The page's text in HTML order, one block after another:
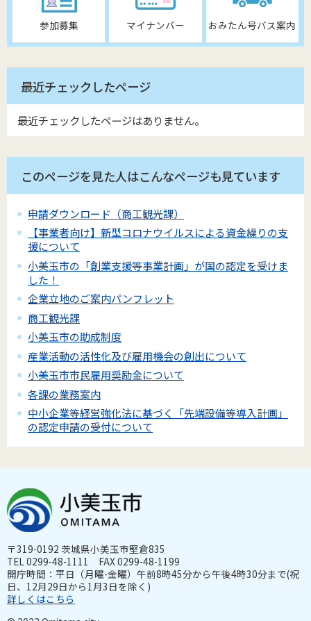
参加募集 マイナンバー おみたん号バス案内
最近チェックしたページ
最近チェックしたページはありません。
このページを見た人はこんなページも見ています
申請ダウンロード（商工観光課）
【事業者向け】新型コロナウイルスによる資金繰りの支
援について
小美玉市の「創業支援等事業計画」が国の認定を受けま
した！
企業立地のご案内パンフレット
商工観光課
小美玉市の助成制度
産業活動の活性化及び雇用機会の創出について
小美玉市市民雇用奨励金について
各課の業務案内
中小企業等経営強化法に基づく「先端設備等導入計画」
の認定申請の受付について
〒319-0192 茨城県小美玉市堅倉835
TEL 0299-48-1111 FAX 0299-48-1199
開庁時間：平日（月曜-金曜）午前8時45分から午後4時30分まで(祝
日、12月29日から1月3日を除く)
詳しくはこちら